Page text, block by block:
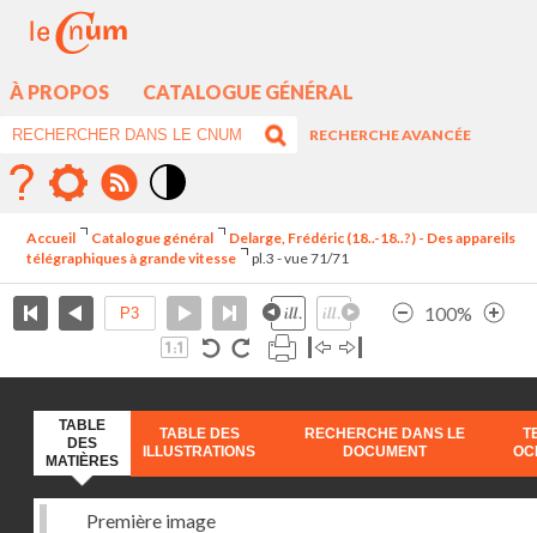
À PROPOS CATALOGUE GÉNÉRAL
RECHERCHE AVANCÉE
élévé
Accueil Catalogue général
Delarge, Frédéric (18..-18..?) - Des appareils
télégraphiques à grande vitesse
pl.3 - vue 71/71
100%
TABLE
DES
MATIÈRES
TABLE DES
ILLUSTRATIONS
RECHERCHE DANS LE
DOCUMENT
Première image